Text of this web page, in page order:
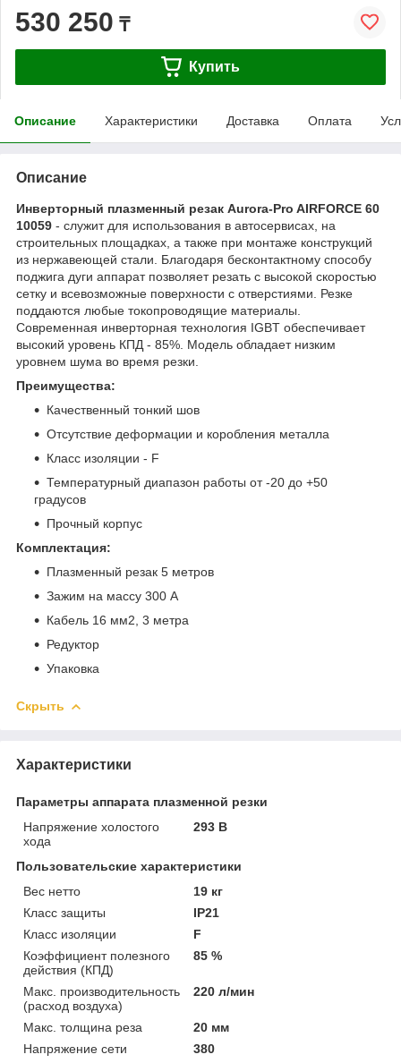
530 250 ₸
Купить
Описание Характеристики Доставка Оплата
Описание
Инверторный плазменный резак Aurora-Pro AIRFORCE 60
10059 - служит для использования в автосервисах, на
строительных площадках, а также при монтаже конструкций
из нержавеющей стали. Благодаря бесконтактному способу
поджига дуги аппарат позволяет резать с высокой скоростью
сетку и всевозможные поверхности с отверстиями. Резке
поддаются любые токопроводящие материалы.
Современная инверторная технология IGBT обеспечивает
высокий уровень КПД - 85%. Модель обладает низким
уровнем шума во время резки.
Преимущества:
Качественный тонкий шов
Отсутствие деформации и коробления металла
Класс изоляции - F
Температурный диапазон работы от -20 до +50
градусов
Прочный корпус
Комплектация:
Плазменный резак 5 метров
Зажим на массу 300 А
Кабель 16 мм2, 3 метра
Редуктор
Упаковка
Скрыть
Характеристики
Параметры аппарата плазменной резки
Напряжение холостого
хода
293 В
Пользовательские характеристики
Вес нетто
19 кг
Класс защиты
IP21
Класс изоляции
F
Коэффициент полезного
действия (КПД)
85 %
Макс. производительность
(расход воздуха)
220 л/мин
Макс. толщина реза
20 мм
Напряжение сети
380